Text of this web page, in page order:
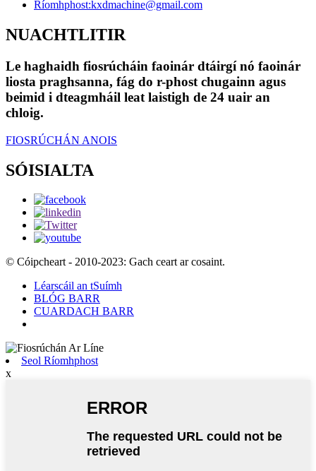
Ríomhphost:kxdmachine@gmail.com
NUACHTLITIR
Le haghaidh fiosrúcháin faoinár dtáirgí nó faoinár
liosta praghsanna, fág do r-phost chugainn agus
beimid i dteagmháil leat laistigh de 24 uair an
chloig.
FIOSRÚCHÁN ANOIS
SÓISIALTA
© Cóipcheart - 2010-2023: Gach ceart ar cosaint.
Léarscáil an tSuímh
BLÓG BARR
CUARDACH BARR
Seol Ríomhphost
x